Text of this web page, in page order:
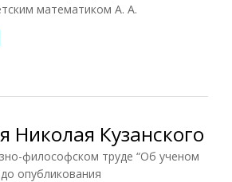
математиком А. А.
Николая Кузанского
философском труде “Об ученом
опубликования